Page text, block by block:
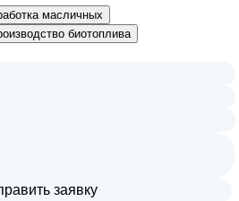
масличных
биотоплива